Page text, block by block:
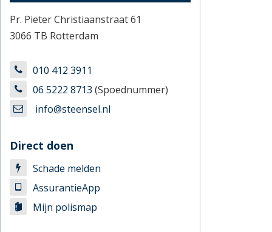
Pr. Pieter Christiaanstraat 61
3066 TB Rotterdam
010 412 3911
06 5222 8713 (Spoednummer)
info@steensel.nl
Direct doen
Schade melden
AssurantieApp
Mijn polismap